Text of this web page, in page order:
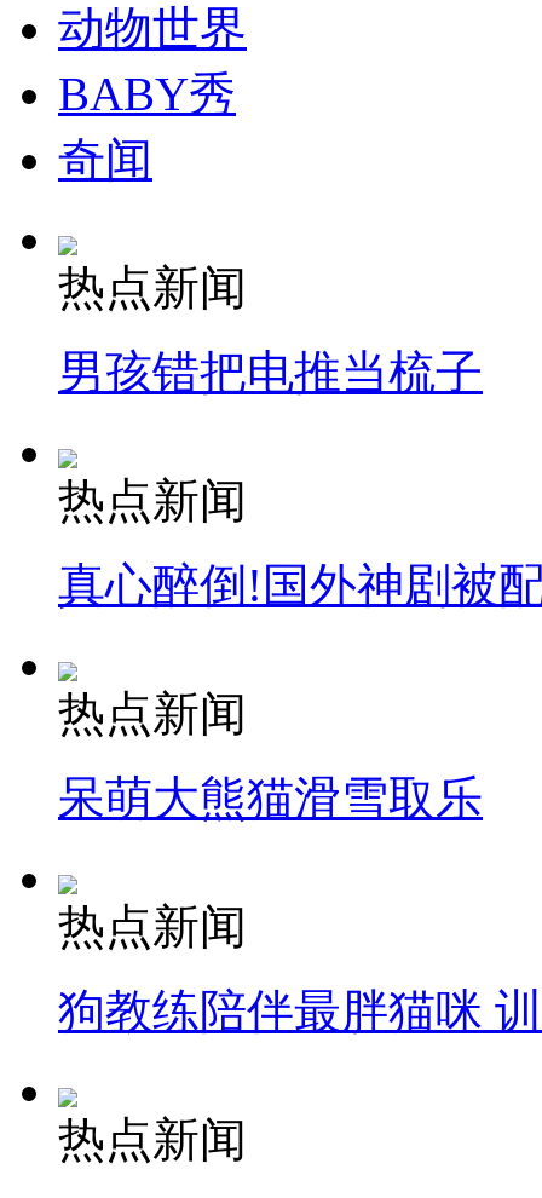
动物世界
BABY秀
奇闻
热点新闻
男孩错把电推当梳子
热点新闻
真心醉倒!国外神剧被
热点新闻
呆萌大熊猫滑雪取乐
热点新闻
狗教练陪伴最胖猫咪
热点新闻